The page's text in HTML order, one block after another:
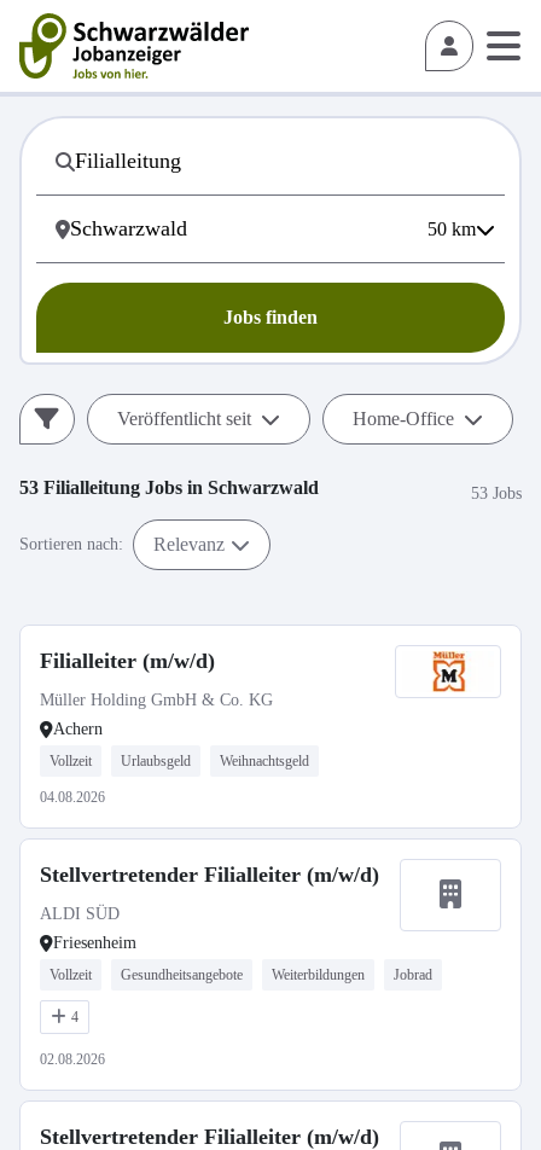
50 km
Jobs finden
Veröffentlicht seit Home-Office
53 Filialleitung Jobs in Schwarzwald 53 Jobs
Sortieren nach: Relevanz
Filialleiter (m/w/d)
Müller Holding GmbH & Co. KG
Achern
Vollzeit Urlaubsgeld Weihnachtsgeld
04.08.2026
Stellvertretender Filialleiter (m/w/d)
ALDI SÜD
Friesenheim
Vollzeit Gesundheitsangebote Weiterbildungen Jobrad
4
02.08.2026
Stellvertretender Filialleiter (m/w/d)